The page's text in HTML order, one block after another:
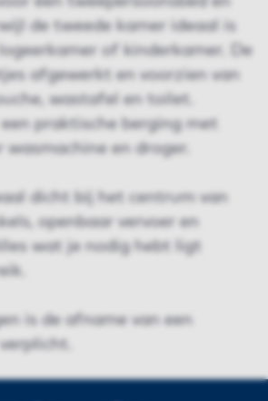
de tweede kamer ideaal is
of kinderkamer. De
afgewerkt en voorzien van
wastafel en toilet.
praktische berging met
en droger.
dicht bij het centrum van
openbaar vervoer en
wat je nodig hebt ligt
is de afname van een